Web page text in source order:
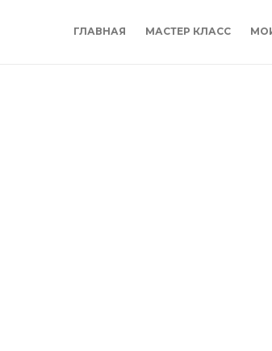
ГЛАВНАЯ МАСТЕР КЛАСС